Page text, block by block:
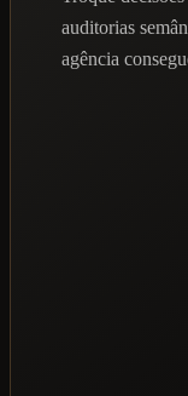
auditorias
agência